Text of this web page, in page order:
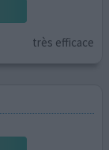
très efficace